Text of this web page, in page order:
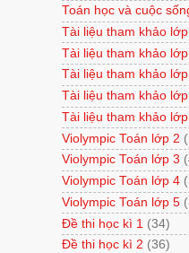
Toán học và cuộc
Tài liệu tham khảo lớp
Tài liệu tham khảo
Tài liệu tham khảo
Tài liệu tham khảo
Tài liệu tham khảo
Violympic Toán lớp 2
Violympic Toán lớp 3
Violympic Toán lớp 4
Violympic Toán lớp 5
Đề thi học kì 1 (34)
Đề thi học kì 2 (36)